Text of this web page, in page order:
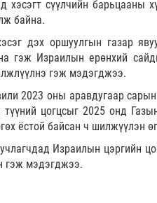
сүүлчийн барьцааны
байна.
дэх оршуулгын газар
гэж Израилын ерөнхий
гэж мэдэгджээ.
2023 оны аравдугаар
цогцсыг 2025 онд
ёстой байсан ч шилжүүлэн
Израилын цэргийн
гэж мэдэгджээ.